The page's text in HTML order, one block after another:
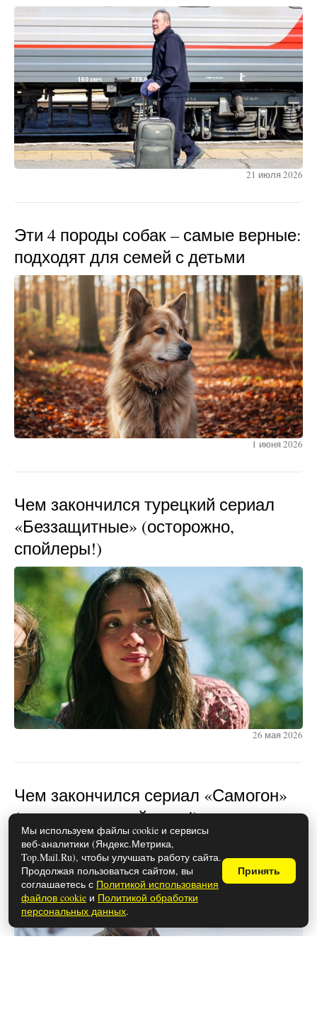
21 июля 2026
Эти 4 породы собак – самые верные:
подходят для семей с детьми
1 июня 2026
Чем закончился турецкий сериал
«Беззащитные» (осторожно,
спойлеры!)
26 мая 2026
Чем закончился сериал «Самогон»
(осторожно, спойлеры!)
Мы используем файлы cookie и сервисы
веб-аналитики (Яндекс.Метрика,
Top.Mail.Ru), чтобы улучшать работу сайта.
Продолжая пользоваться сайтом, вы
соглашаетесь с Политикой использования
файлов cookie и Политикой обработки
персональных данных.
Принять